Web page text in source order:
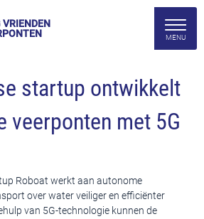
VRIENDEN
startup ontwikkelt
veerponten met 5G
Roboat werkt aan autonome
over water veiliger en efficiënter
van 5G-technologie kunnen de